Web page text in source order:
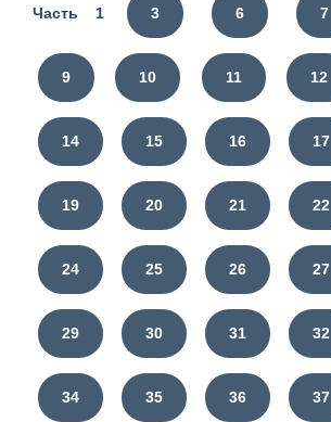
Часть 1 3 6 7
9 10 11 12
14 15 16 17
19 20 21 22
24 25 26 27
29 30 31 32
34 35 36 37